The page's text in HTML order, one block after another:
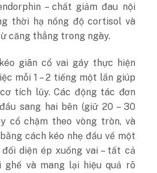
– chất giảm đau nội
thời hạ nồng độ cortisol và
căng thẳng trong ngày.
giãn cổ vai gáy thực hiện
mỗi 1 – 2 tiếng một lần giúp
tích lũy. Các động tác đơn
sang hai bên (giữ 20 – 30
cổ chậm theo vòng tròn, và
cách kéo nhẹ đầu về một
diện ép xuống vai – tất cả
ghế và mang lại hiệu quả rõ